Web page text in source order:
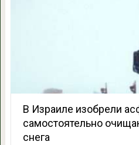
В Израиле изобрели
самостоятельно
снега